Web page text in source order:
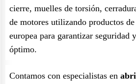
cierre, muelles de torsión,
de motores utilizando productos
europea para garantizar seguridad
óptimo.
Contamos con especialistas en